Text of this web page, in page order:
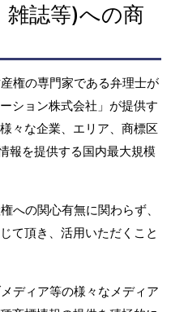
雑誌等)への商
権の専門家である弁理士が
ション株式会社」が提供す
々な企業、エリア、商標区
報を提供する国内最大規模
への関心有無に関わらず、
て頂き、活用いただくこと
ディア等の様々なメディア